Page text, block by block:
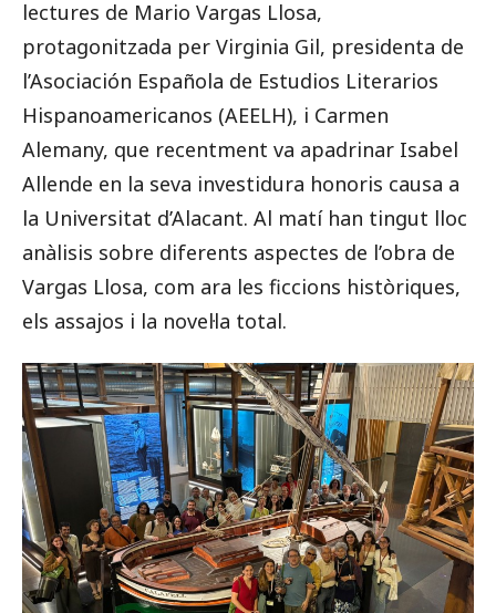
lectures de Mario Vargas Llosa,
protagonitzada per Virginia Gil, presidenta de
l’Asociación Española de Estudios Literarios
Hispanoamericanos (AEELH), i Carmen
Alemany, que recentment va apadrinar Isabel
Allende en la seva investidura honoris causa a
la Universitat d’Alacant. Al matí han tingut lloc
anàlisis sobre diferents aspectes de l’obra de
Vargas Llosa, com ara les ficcions històriques,
els assajos i la novel·la total.